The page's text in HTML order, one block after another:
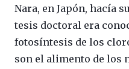
Nara, en Japón, hacía
tesis doctoral era
fotosíntesis de los
son el alimento de los